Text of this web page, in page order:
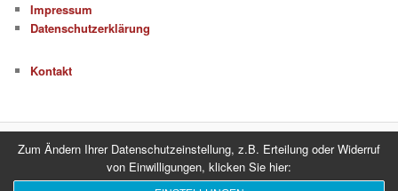
Impressum
Datenschutzerklärung
Kontakt
Datenschutzerklärung Stolz präsentiert von WordPress
Zum Ändern Ihrer Datenschutzeinstellung, z.B. Erteilung oder Widerruf
von Einwilligungen, klicken Sie hier: